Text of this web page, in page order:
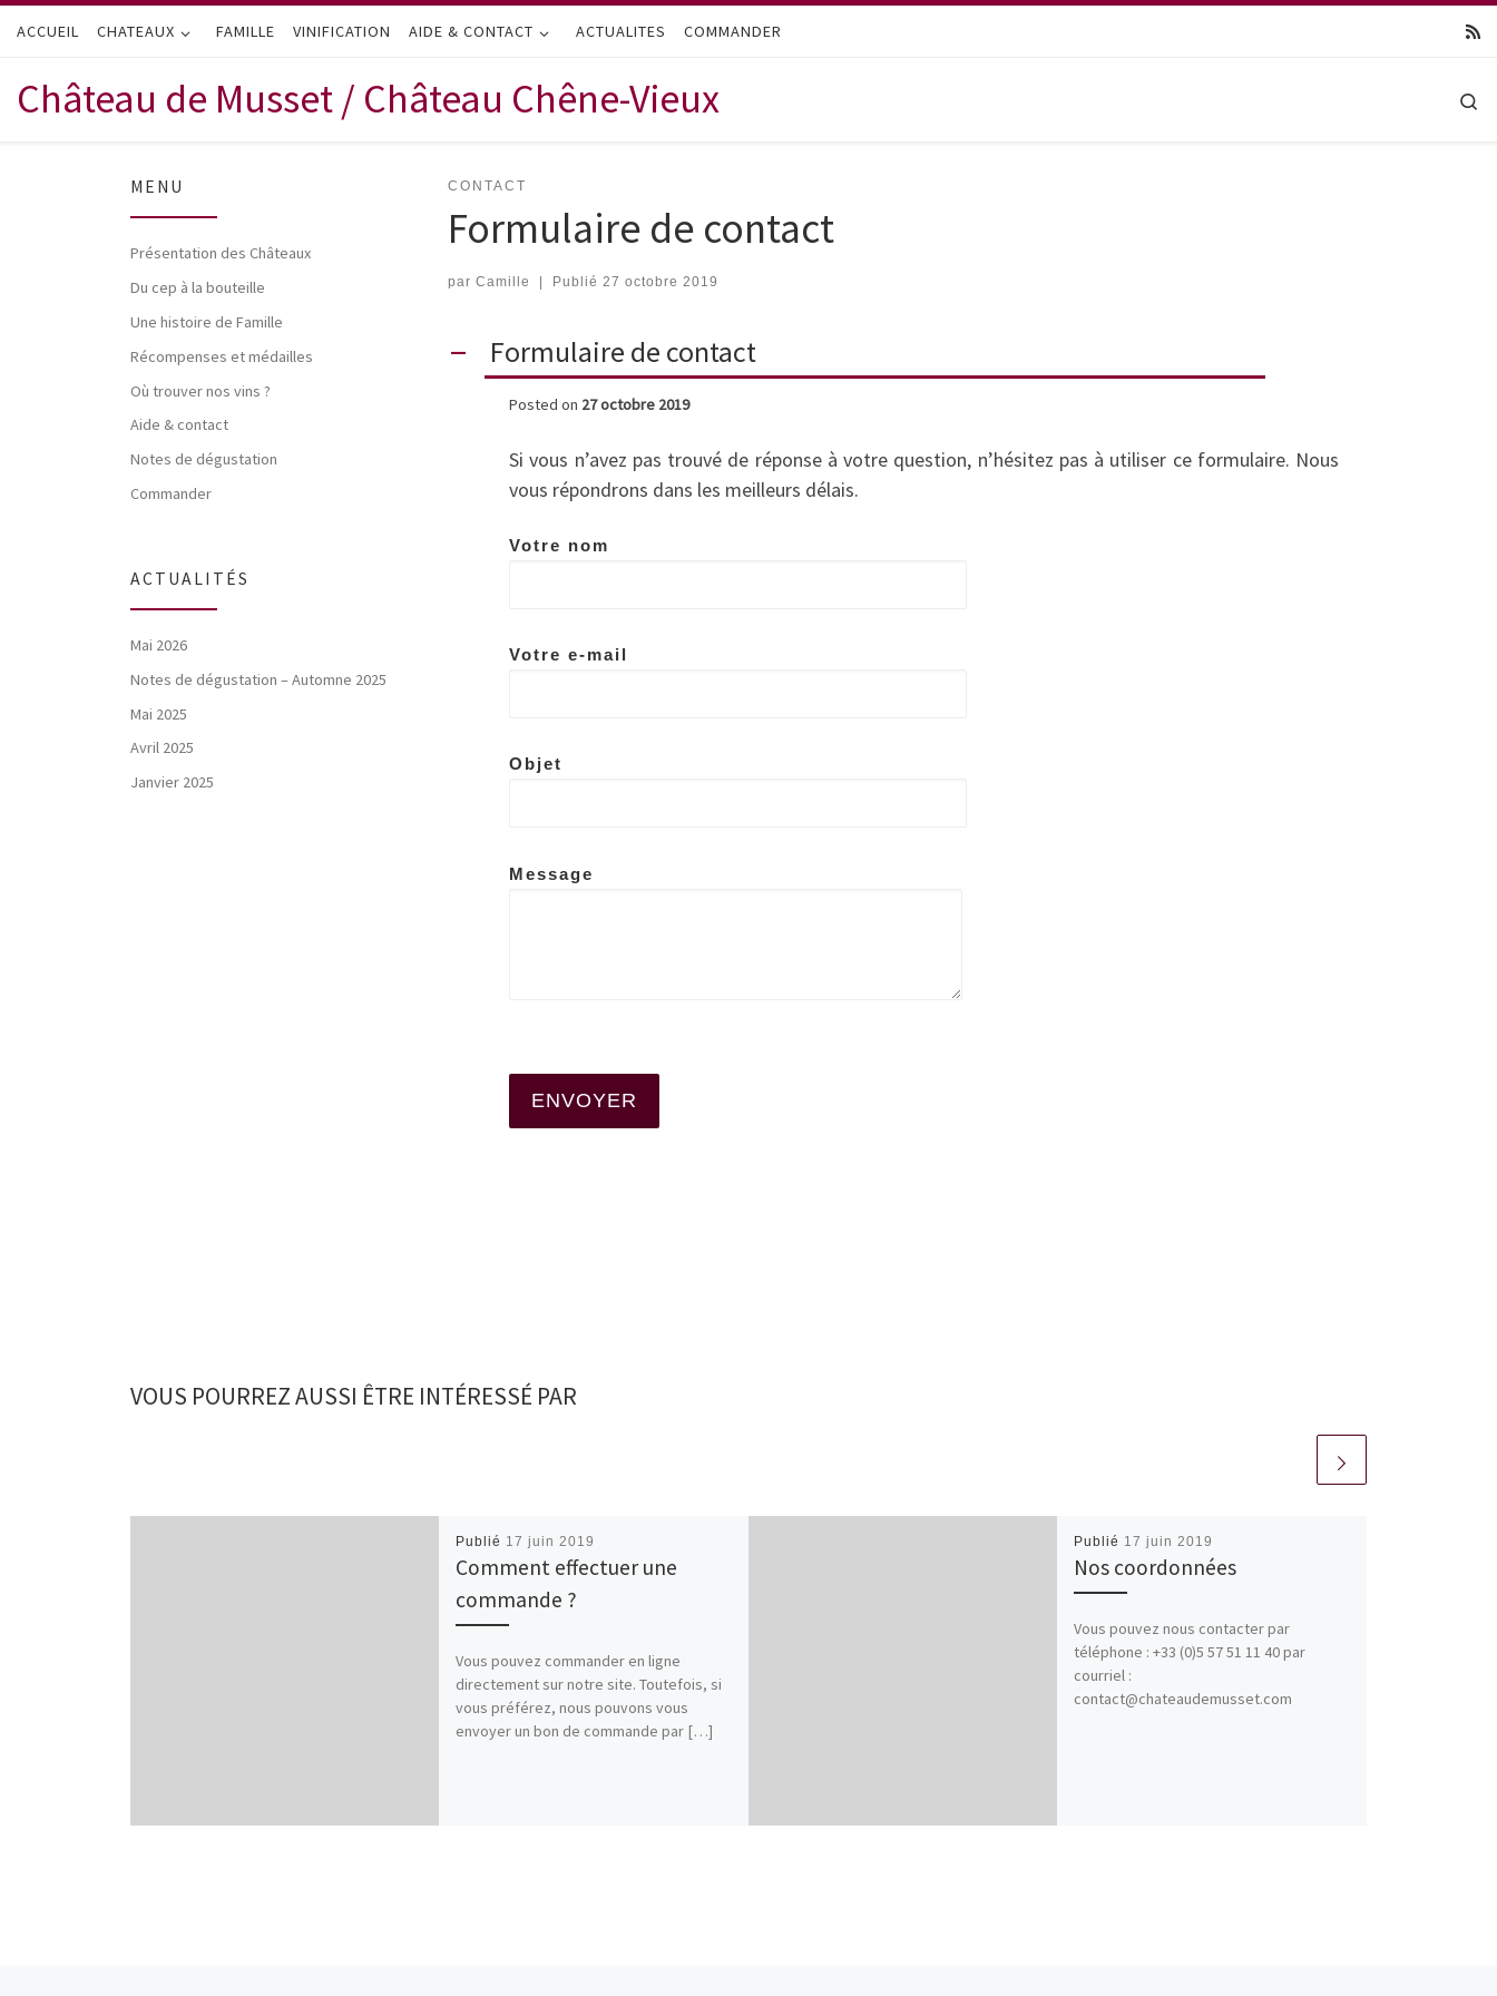
Passer au contenu
ACCUEIL CHATEAUX FAMILLE VINIFICATION AIDE & CONTACT ACTUALITES COMMANDER
Château de Musset / Château Chêne-Vieux
CONTACT
Formulaire de contact
par Camille | Publié 27 octobre 2019
A Formulaire de contact
Posted on 27 octobre 2019
Si vous n’avez pas trouvé de réponse à votre question, n’hésitez pas à utiliser ce formulaire. Nous
vous répondrons dans les meilleurs délais.
Votre nom
Votre e-mail
Objet
Message
VOUS POURREZ AUSSI ÊTRE INTÉRESSÉ PAR
Publié 17 juin 2019
Comment effectuer une
commande ?
Vous pouvez commander en ligne
directement sur notre site. Toutefois, si
vous préférez, nous pouvons vous
envoyer un bon de commande par […]
Publié 17 juin 2019
Nos coordonnées
Vous pouvez nous contacter par
téléphone : +33 (0)5 57 51 11 40 par
courriel :
contact@chateaudemusset.com
MENU
Présentation des Châteaux
Du cep à la bouteille
Une histoire de Famille
Récompenses et médailles
Où trouver nos vins ?
Aide & contact
Notes de dégustation
Commander
ACTUALITÉS
Mai 2026
Notes de dégustation – Automne 2025
Mai 2025
Avril 2025
Janvier 2025